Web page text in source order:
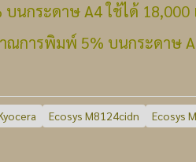
นกระดาษ A4 ใช้ได้ 18,000
การพิมพ์ 5% บนกระดาษ
Ecosys M8124cidn Ecosys